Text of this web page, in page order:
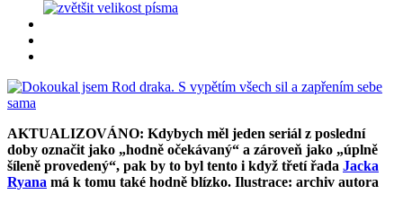
AKTUALIZOVÁNO: Kdybych měl jeden seriál z poslední
doby označit jako „hodně očekávaný“ a zároveň jako „úplně
šíleně provedený“, pak by to byl tento i když třetí řada Jacka
Ryana má k tomu také hodně blízko. Ilustrace: archiv autora